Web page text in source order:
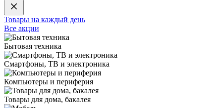
Товары на каждый день
Все акции
Бытовая техника
Смартфоны, ТВ и электроника
Компьютеры и периферия
Товары для дома, бакалея